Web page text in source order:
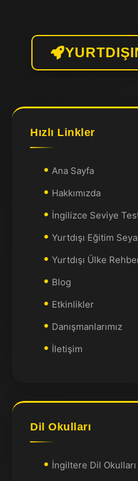
Hızlı Linkler
Ana Sayfa
Hakkımızda
İngilizce Seviye
Yurtdışı Eğitim
Yurtdışı Ülke
Blog
Etkinlikler
Danışmanlarımız
İletişim
Dil Okulları
İngiltere Dil Okulları